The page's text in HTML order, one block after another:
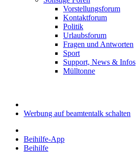
Vorstellungsforum
Kontaktforum
Politik
Urlaubsforum
Fragen und Antworten
Sport
Support, News & Infos
Mülltonne
Werbung auf beamtentalk schalten
Beihilfe-App
Beihilfe